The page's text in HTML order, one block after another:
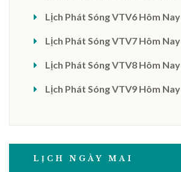
Lịch Phát Sóng VTV6 Hôm Nay
Lịch Phát Sóng VTV7 Hôm Nay
Lịch Phát Sóng VTV8 Hôm Nay
Lịch Phát Sóng VTV9 Hôm Nay
LỊCH NGÀY MAI